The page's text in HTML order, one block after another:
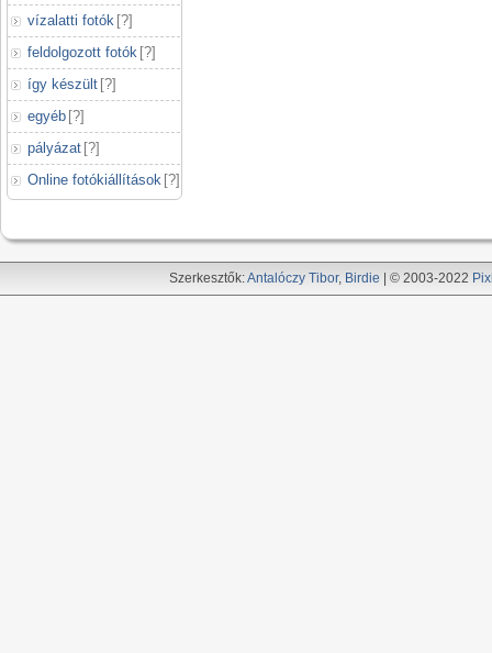
vízalatti fotók [?]
feldolgozott fotók [?]
így készült [?]
egyéb [?]
pályázat [?]
Online fotókiállítások [?]
Szerkesztők:Antalóczy Tibor, Birdie | © 2003-2022